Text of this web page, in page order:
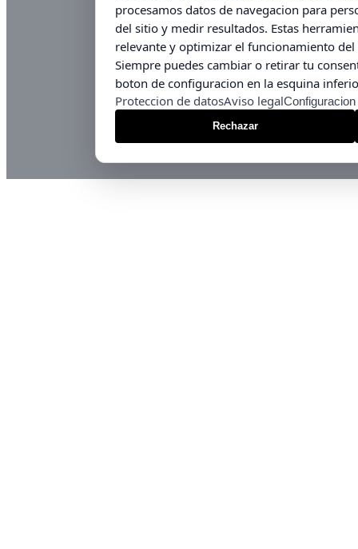
procesamos datos de navegacion para
del sitio y medir resultados. Estas
relevante y optimizar el funcionamiento
Siempre puedes cambiar o retirar tu
boton de configuracion en la esquina
Proteccion de datosAviso legal
Rechazar